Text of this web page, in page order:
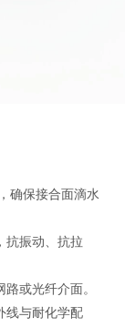
确保接合面滴水
抗振动、抗拉
或光纤介面。
线与耐化学配